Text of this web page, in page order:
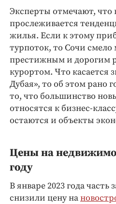
Эксперты отмечают, что
прослеживается
жилья. Если к этому
турпоток, то Сочи
престижным и дорогим
курортом. Что касается
Дубая», то об этом рано
то, что большинство
относятся к бизнес-
остаются и объекты
Цены на
году
В январе 2023 года
снизили цену на